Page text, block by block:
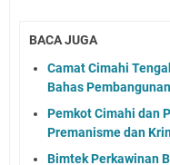
BACA JUGA
Camat Cimahi
Bahas
Pemkot Cimahi dan
Premanisme dan
Bimtek Perkawinan